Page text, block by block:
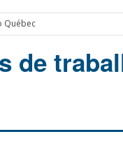
Québec
de